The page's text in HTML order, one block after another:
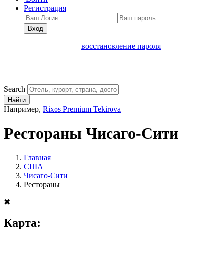
Регистрация
Вход
восстановление пароля
Search
Найти
Например, Rixos Premium Tekirova
Рестораны Чисаго-Сити
Главная
США
Чисаго-Сити
Рестораны
✖
Карта: